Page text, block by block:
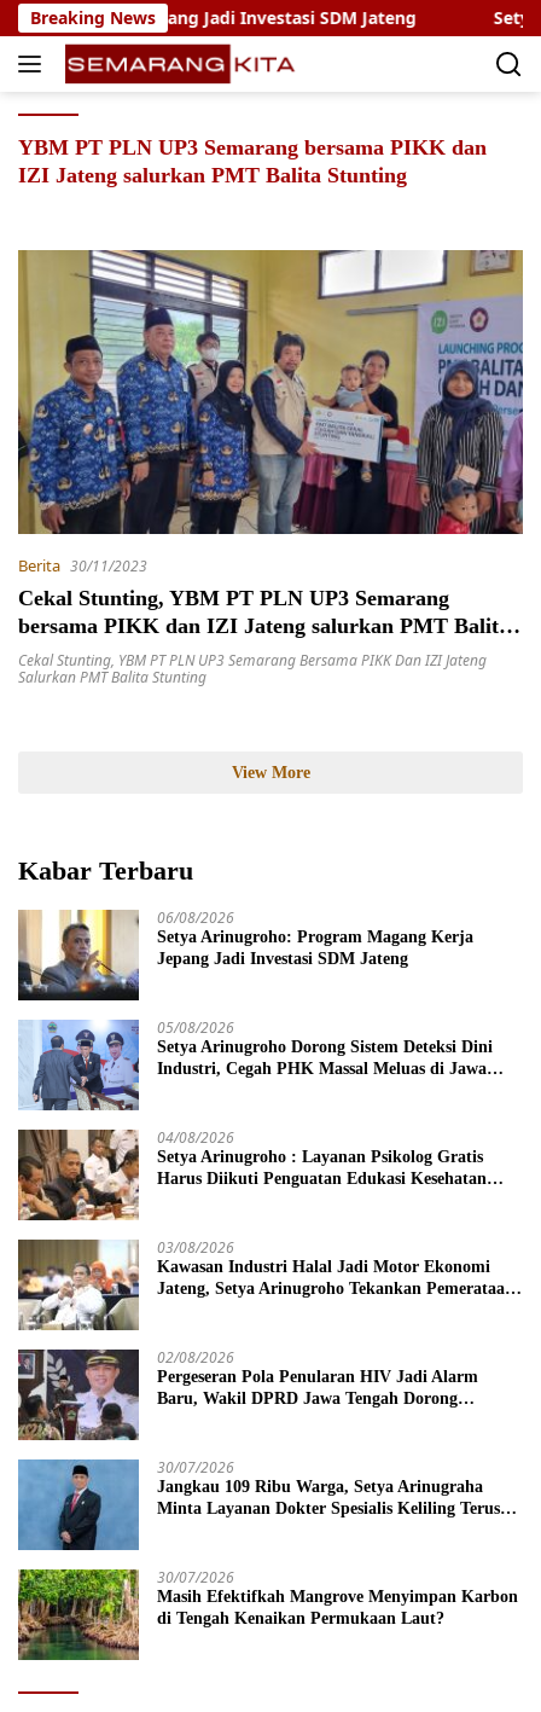
Skip
to
content
Breaking News
Kerja Jepang Jadi Investasi SDM Jateng Setya
YBM PT PLN UP3 Semarang bersama PIKK dan
IZI Jateng salurkan PMT Balita Stunting
Berita 30/11/2023
Cekal Stunting, YBM PT PLN UP3 Semarang
bersama PIKK dan IZI Jateng salurkan PMT Balita
Stunting
Cekal Stunting, YBM PT PLN UP3 Semarang Bersama PIKK Dan IZI Jateng
Salurkan PMT Balita Stunting
View More
Kabar Terbaru
06/08/2026
Setya Arinugroho: Program Magang Kerja
Jepang Jadi Investasi SDM Jateng
05/08/2026
Setya Arinugroho Dorong Sistem Deteksi Dini
Industri, Cegah PHK Massal Meluas di Jawa
04/08/2026
Setya Arinugroho : Layanan Psikolog Gratis
Harus Diikuti Penguatan Edukasi Kesehatan
03/08/2026
Kawasan Industri Halal Jadi Motor Ekonomi
Jateng, Setya Arinugroho Tekankan Pemerataan
02/08/2026
Pergeseran Pola Penularan HIV Jadi Alarm
Baru, Wakil DPRD Jawa Tengah Dorong
30/07/2026
Jangkau 109 Ribu Warga, Setya Arinugraha
Minta Layanan Dokter Spesialis Keliling Terus
30/07/2026
Masih Efektifkah Mangrove Menyimpan Karbon
di Tengah Kenaikan Permukaan Laut?